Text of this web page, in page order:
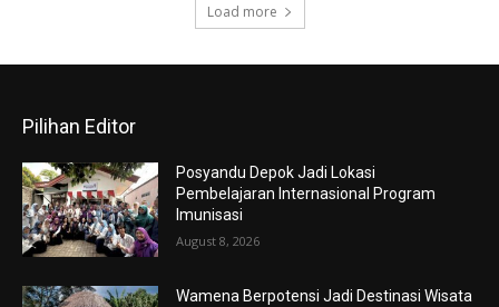
Load more
Pilihan Editor
Posyandu Depok Jadi Lokasi
Pembelajaran Internasional Program
Imunisasi
August 8, 2026
Wamena Berpotensi Jadi Destinasi Wisata